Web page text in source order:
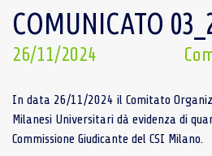
COMUNICATO
26/11/2024
In data 26/11/2024 il Comitato
Milanesi Universitari dà evidenza di
Commissione Giudicante del CSI Milano.